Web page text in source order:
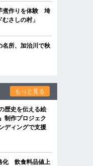
煮作りを体験 埼
さしの村」
名所、加治川で秋
もっと見る
歴史を伝える絵
制作プロジェク
ディングで支援
化 飲食料品値上